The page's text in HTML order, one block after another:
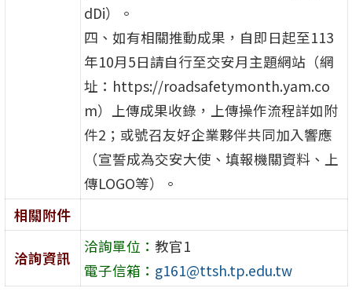
dDi）。
四、如有相關推動成果，自即日起至113
年10月5日請自行至交安月主題網站（網
址：https://roadsafetymonth.yam.co
m）上傳成果收錄，上傳操作流程詳如附
件2；或號召友好企業夥伴共同加入響應
（宣誓成為交安大使、填報機關資料、上
傳LOGO等）。
相關附件
洽詢資訊
洽詢單位： 教官1
電子信箱： g161@ttsh.tp.edu.tw